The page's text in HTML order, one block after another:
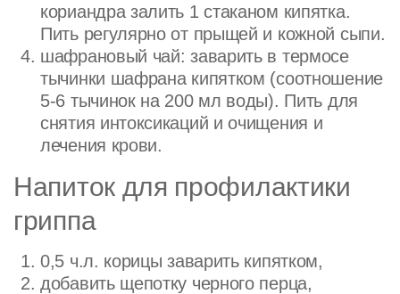
кориандра залить 1 стаканом кипятка.
Пить регулярно от прыщей и кожной сыпи.
шафрановый чай: заварить в термосе
тычинки шафрана кипятком (соотношение
5-6 тычинок на 200 мл воды). Пить для
снятия интоксикаций и очищения и
лечения крови.
Напиток для профилактики
гриппа
0,5 ч.л. корицы заварить кипятком,
добавить щепотку черного перца,